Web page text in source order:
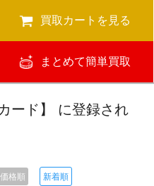
買取カートを見る
まとめて簡単買取
ード】 に登録され
格順 新着順